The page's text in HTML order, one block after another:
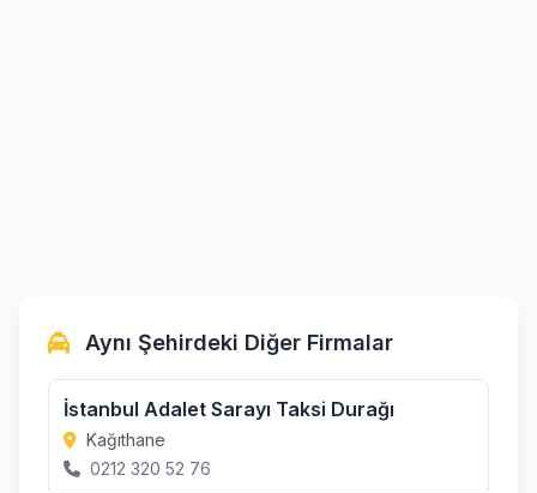
Aynı Şehirdeki Diğer Firmalar
İstanbul Adalet Sarayı Taksi Durağı
Kağıthane
0212 320 52 76